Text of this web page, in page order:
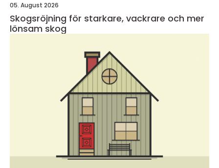
05. August 2026
Skogsröjning för starkare, vackrare och mer
lönsam skog